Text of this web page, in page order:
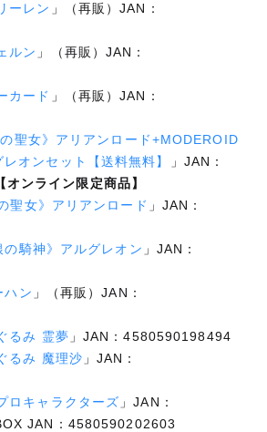
ーレン 」（再販）JAN：
ルン 」（再販）JAN：
カード 」（再販）JAN：
聖女》アリアンロード+MODEROID
レオンセット【送料無料】
」JAN：
【オンライン限定商品】
聖女》アリアンロード 」JAN：
騎神》アルグレオン 」JAN：
ハン 」（再販）JAN：
るみ 霊夢 」JAN：4580590198494
るみ 魔理沙 」JAN：
ロキャラクターズ 」JAN：
JAN：4580590202603